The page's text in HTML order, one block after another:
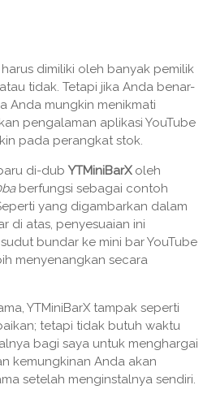
dimiliki oleh banyak pemilik
tidak. Tetapi jika Anda benar-
Anda mungkin menikmati
pengalaman aplikasi YouTube
pada perangkat stok.
di-dubYTMiniBarXoleh
berfungsi sebagai contoh
yang digambarkan dalam
di atas, penyesuaian ini
bundar ke mini bar YouTube
menyenangkan secara
YTMiniBarX tampak seperti
tetapi tidak butuh waktu
bagi saya untuk menghargai
kemungkinan Anda akan
setelah menginstalnya sendiri.